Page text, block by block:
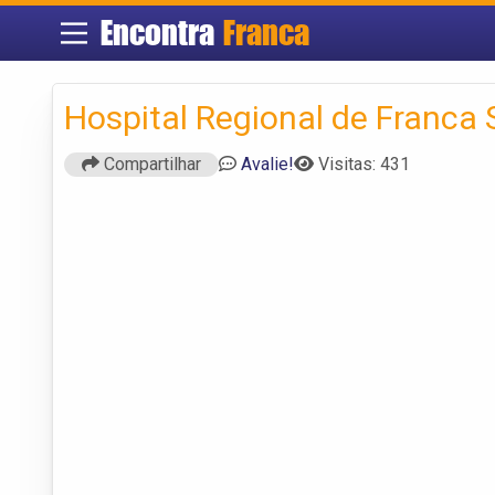
Encontra Franca
Hospital Regional de Franca
Compartilhar Avalie! Visitas: 431